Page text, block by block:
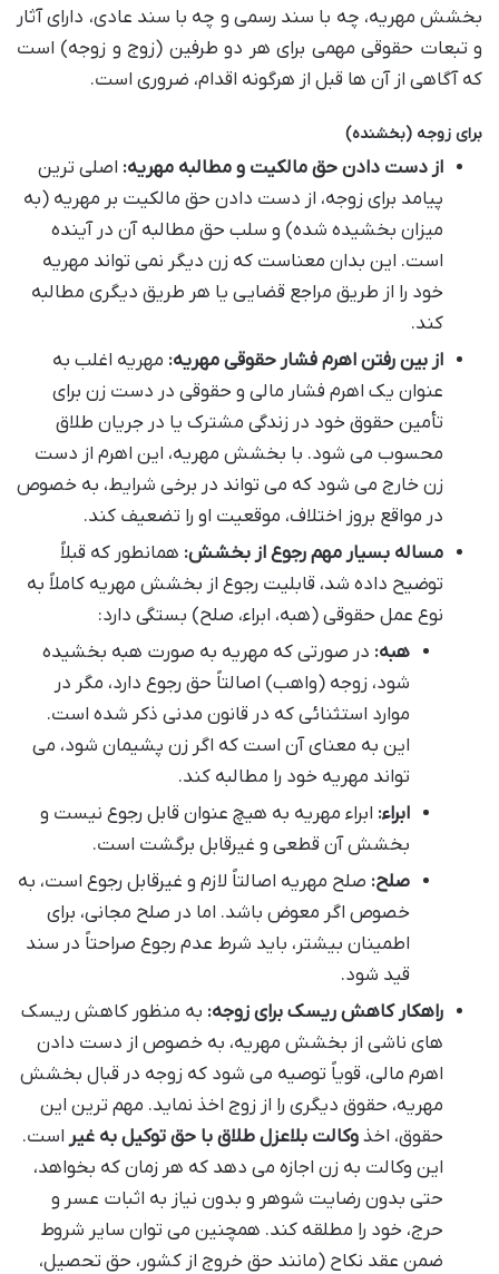
بخشش مهریه، چه با سند رسمی و چه با سند عادی، دارای آثار
و تبعات حقوقی مهمی برای هر دو طرفین (زوج و زوجه) است
که آگاهی از آن ها قبل از هرگونه اقدام، ضروری است.
برای زوجه (بخشنده)
از دست دادن حق مالکیت و مطالبه مهریه: اصلی ترین
پیامد برای زوجه، از دست دادن حق مالکیت بر مهریه (به
میزان بخشیده شده) و سلب حق مطالبه آن در آینده
است. این بدان معناست که زن دیگر نمی تواند مهریه
خود را از طریق مراجع قضایی یا هر طریق دیگری مطالبه
کند.
از بین رفتن اهرم فشار حقوقی مهریه: مهریه اغلب به
عنوان یک اهرم فشار مالی و حقوقی در دست زن برای
تأمین حقوق خود در زندگی مشترک یا در جریان طلاق
محسوب می شود. با بخشش مهریه، این اهرم از دست
زن خارج می شود که می تواند در برخی شرایط، به خصوص
در مواقع بروز اختلاف، موقعیت او را تضعیف کند.
مساله بسیار مهم رجوع از بخشش: همانطور که قبلاً
توضیح داده شد، قابلیت رجوع از بخشش مهریه کاملاً به
نوع عمل حقوقی (هبه، ابراء، صلح) بستگی دارد:
هبه: در صورتی که مهریه به صورت هبه بخشیده
شود، زوجه (واهب) اصالتاً حق رجوع دارد، مگر در
موارد استثنائی که در قانون مدنی ذکر شده است.
این به معنای آن است که اگر زن پشیمان شود، می
تواند مهریه خود را مطالبه کند.
ابراء: ابراء مهریه به هیچ عنوان قابل رجوع نیست و
بخشش آن قطعی و غیرقابل برگشت است.
صلح: صلح مهریه اصالتاً لازم و غیرقابل رجوع است، به
خصوص اگر معوض باشد. اما در صلح مجانی، برای
اطمینان بیشتر، باید شرط عدم رجوع صراحتاً در سند
قید شود.
راهکار کاهش ریسک برای زوجه: به منظور کاهش ریسک
های ناشی از بخشش مهریه، به خصوص از دست دادن
اهرم مالی، قویاً توصیه می شود که زوجه در قبال بخشش
مهریه، حقوق دیگری را از زوج اخذ نماید. مهم ترین این
حقوق، اخذوکالت بلاعزل طلاق با حق توکیل به غیر است.
این وکالت به زن اجازه می دهد که هر زمان که بخواهد،
حتی بدون رضایت شوهر و بدون نیاز به اثبات عسر و
حرج، خود را مطلقه کند. همچنین می توان سایر شروط
ضمن عقد نکاح (مانند حق خروج از کشور، حق تحصیل،